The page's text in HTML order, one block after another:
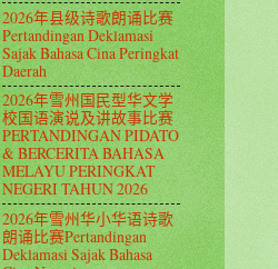
2026年县级诗歌朗诵比赛
Pertandingan Deklamasi
Sajak Bahasa Cina Peringkat
Daerah
2026年雪州国民型华文学
校国语演说及讲故事比赛
PERTANDINGAN PIDATO
& BERCERITA BAHASA
MELAYU PERINGKAT
NEGERI TAHUN 2026
2026年雪州华小华语诗歌
朗诵比赛Pertandingan
Deklamasi Sajak Bahasa